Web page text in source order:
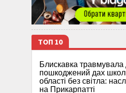
ТОП 10
Блискавка травмувала
пошкоджений дах
області без світла:
на Прикарпатті